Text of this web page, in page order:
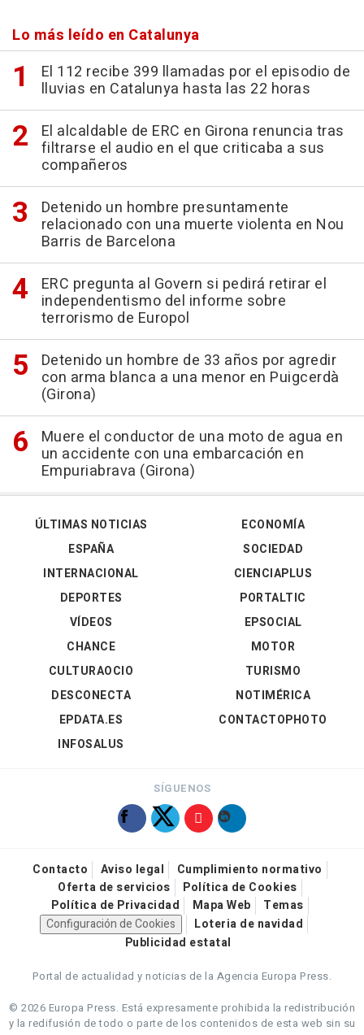
Lo más leído en Catalunya
El 112 recibe 399 llamadas por el episodio de
lluvias en Catalunya hasta las 22 horas
El alcaldable de ERC en Girona renuncia tras
filtrarse el audio en el que criticaba a sus
compañeros
Detenido un hombre presuntamente
relacionado con una muerte violenta en Nou
Barris de Barcelona
ERC pregunta al Govern si pedirá retirar el
independentismo del informe sobre
terrorismo de Europol
Detenido un hombre de 33 años por agredir
con arma blanca a una menor en Puigcerdà
(Girona)
Muere el conductor de una moto de agua en
un accidente con una embarcación en
Empuriabrava (Girona)
ÚLTIMAS NOTICIAS
ESPAÑA
INTERNACIONAL
DEPORTES
VÍDEOS
ECONOMÍA
SOCIEDAD
CIENCIAPLUS
PORTALTIC
EPSOCIAL
CHANCE
CULTURAOCIO
DESCONECTA
EPDATA.ES
INFOSALUS
MOTOR
TURISMO
NOTIMÉRICA
CONTACTOPHOTO
SÍGUENOS
Contacto Aviso legal
Cumplimiento normativo
Oferta de servicios
Política de Cookies
Política de Privacidad
Mapa Web
Temas
Configuración de Cookies
Loteria de navidad
Publicidad estatal
Portal de actualidad y noticias de la Agencia Europa Press.
© 2026 Europa Press. Está expresamente prohibida la redistribución
y la redifusión de todo o parte de los contenidos de esta web sin su